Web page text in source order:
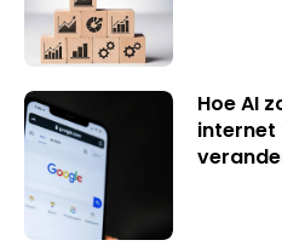
Hoe AI
internet